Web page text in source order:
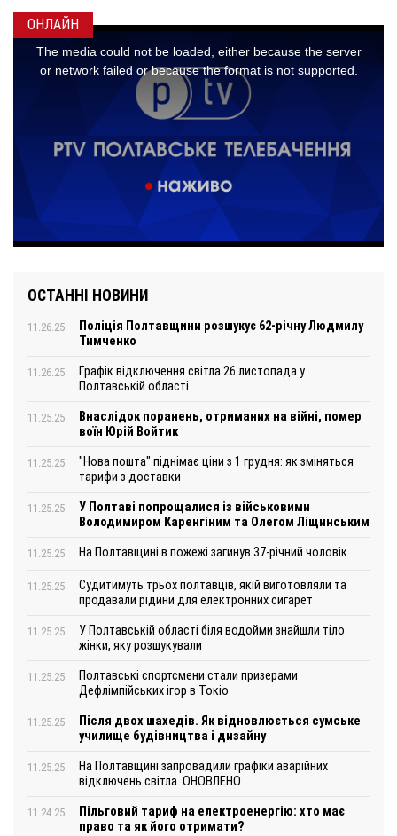
ОНЛАЙН
ОСТАННІ НОВИНИ
11.26.25
Поліція Полтавщини розшукує 62-річну Людмилу
Тимченко
11.26.25
Графік відключення світла 26 листопада у
Полтавській області
11.25.25
Внаслідок поранень, отриманих на війні, помер
воїн Юрій Войтик
11.25.25
"Нова пошта" піднімає ціни з 1 грудня: як зміняться
тарифи з доставки
11.25.25
У Полтаві попрощалися із військовими
Володимиром Каренгіним та Олегом Ліщинським
11.25.25 На Полтавщині в пожежі загинув 37-річний чоловік
11.25.25
Судитимуть трьох полтавців, якій виготовляли та
продавали рідини для електронних сигарет
11.25.25
У Полтавській області біля водойми знайшли тіло
жінки, яку розшукували
11.25.25
Полтавські спортсмени стали призерами
Дефлімпійських ігор в Токіо
11.25.25
Після двох шахедів. Як відновлюється сумське
училище будівництва і дизайну
11.25.25
На Полтавщині запровадили графіки аварійних
відключень світла. ОНОВЛЕНО
11.24.25
Пільговий тариф на електроенергію: хто має
право та як його отримати?